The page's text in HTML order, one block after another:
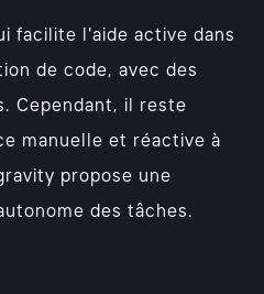
facilite l'aide active dans
de code, avec des
Cependant, il reste
manuelle et réactive à
propose une
des tâches.